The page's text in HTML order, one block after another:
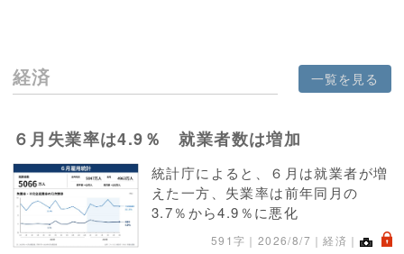
経済 一覧を見る
６月失業率は4.9％ 就業者数は増加
統計庁によると、６月は就業者が増
えた一方、失業率は前年同月の
3.7％から4.9％に悪化
591字｜ 2026/8/7 ｜経済｜ .